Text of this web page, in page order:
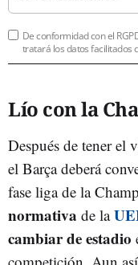
De conformidad con el
tratará los datos facilitados
Lío con la
Después de tener el
el Barça deberá
fase liga de la
normativa de la
cambiar de estadio